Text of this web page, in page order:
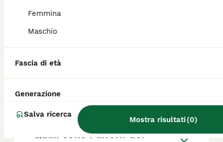
Femmina
Maschio
Fascia di età
Generazione
Salva ricerca
Mostra risultati(0)
Quanto dura la vita di un
Weimaraner?
Quali sono i difetti del